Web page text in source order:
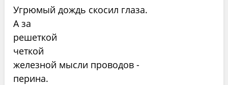
Угрюмый дождь скосил глаза.
А за
решеткой
четкой
железной мысли проводов -
перина.